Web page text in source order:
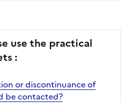
use the practical
:
or discontinuance of
be contacted?